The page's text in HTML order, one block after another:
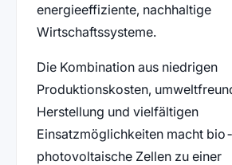
energieeffiziente, nachhaltige
Wirtschaftssysteme.
Die Kombination aus niedrigen
Produktionskosten,
Herstellung und vielfältigen
Einsatzmöglichkeiten macht bio-
photovoltaische Zellen zu einer